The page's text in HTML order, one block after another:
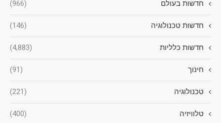
חדשות בעולם (966)
חדשות טכנולוגיה (146)
חדשות כלליות (4,883)
חינוך (91)
טכנולוגיה (221)
טלוויזיה (400)